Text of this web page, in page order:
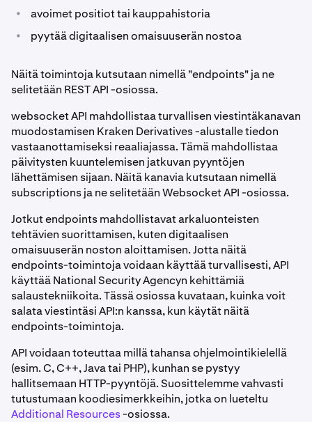
• avoimet positiot tai kauppahistoria
• pyytää digitaalisen omaisuuserän nostoa
Näitä toimintoja kutsutaan nimellä "endpoints" ja ne
selitetään REST API -osiossa.
websocket API mahdollistaa turvallisen viestintäkanavan
muodostamisen Kraken Derivatives -alustalle tiedon
vastaanottamiseksi reaaliajassa. Tämä mahdollistaa
päivitysten kuuntelemisen jatkuvan pyyntöjen
lähettämisen sijaan. Näitä kanavia kutsutaan nimellä
subscriptions ja ne selitetään Websocket API -osiossa.
Jotkut endpoints mahdollistavat arkaluonteisten
tehtävien suorittamisen, kuten digitaalisen
omaisuuserän noston aloittamisen. Jotta näitä
endpoints-toimintoja voidaan käyttää turvallisesti, API
käyttää National Security Agencyn kehittämiä
salaustekniikoita. Tässä osiossa kuvataan, kuinka voit
salata viestintäsi API:n kanssa, kun käytät näitä
endpoints-toimintoja.
API voidaan toteuttaa millä tahansa ohjelmointikielellä
(esim. C, C++, Java tai PHP), kunhan se pystyy
hallitsemaan HTTP-pyyntöjä. Suosittelemme vahvasti
tutustumaan koodiesimerkkeihin, jotka on lueteltu
Additional Resources-osiossa.